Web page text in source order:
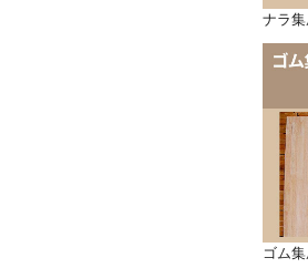
ナラ
ゴム